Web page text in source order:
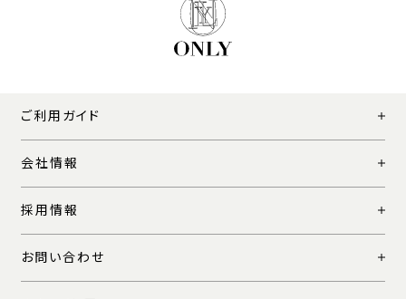
ご利用ガイド
会社情報
採用情報
お問い合わせ